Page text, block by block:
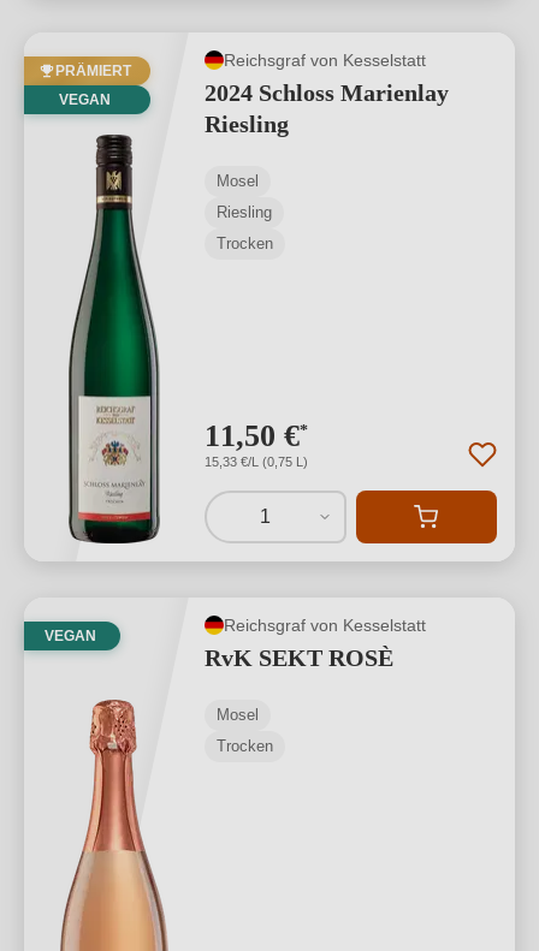
PRÄMIERT
VEGAN
Reichsgraf von Kesselstatt
2024 Schloss Marienlay
Riesling
Mosel
Riesling
Trocken
11,50 €*
15,33 €/L (0,75 L)
1
VEGAN
Reichsgraf von Kesselstatt
RvK SEKT ROSÈ
Mosel
Trocken